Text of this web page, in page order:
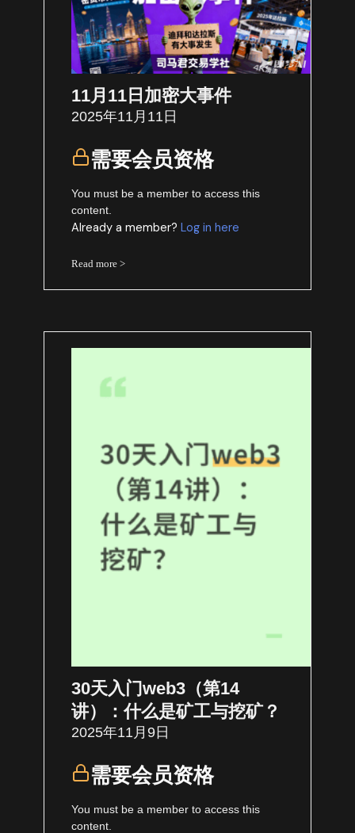
11月11日加密大事件
2025年11月11日
需要会员资格
You must be a member to access this
content.
Already a member?Log in here
Read more >
30天入门web3（第14
讲）：什么是矿工与挖矿？
2025年11月9日
需要会员资格
You must be a member to access this
content.